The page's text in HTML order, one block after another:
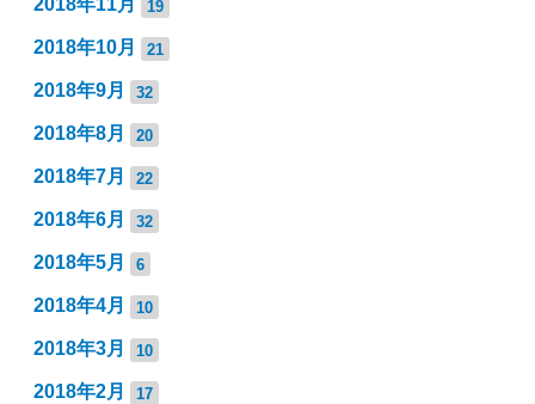
2018年11月 19
2018年10月 21
2018年9月 32
2018年8月 20
2018年7月 22
2018年6月 32
2018年5月 6
2018年4月 10
2018年3月 10
2018年2月 17